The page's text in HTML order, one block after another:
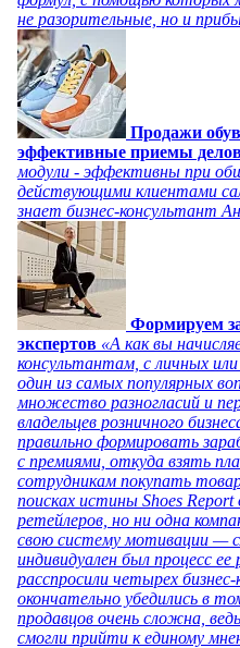
не разорительные, но и
Продажи
эффективные приемы
модули - эффективны при
действующими клиентами
знает бизнес-консультант
Формируем
экспертов «А как вы
консультантам, с личных
один из самых популярных
множество разногласий и
владельцев розничного
правильно формировать
с премиями, откуда взять
сотрудникам покупать
поисках истины Shoes
ретейлеров, но ни одна
свою систему мотивации —
индивидуален был процесс
расспросили четырех
окончательно убедились в
продавцов очень сложна,
смогли прийти к единому